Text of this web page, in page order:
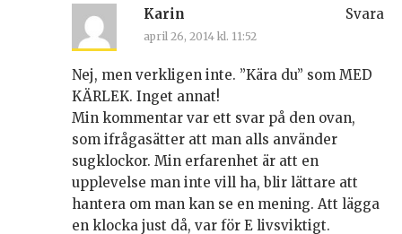
Karin
april 26, 2014 kl. 11:52
Nej, men verkligen inte. ”Kära du” som MED
KÄRLEK. Inget annat!
Min kommentar var ett svar på den ovan,
som ifrågasätter att man alls använder
sugklockor. Min erfarenhet är att en
upplevelse man inte vill ha, blir lättare att
hantera om man kan se en mening. Att lägga
en klocka just då, var för E livsviktigt.
Svara